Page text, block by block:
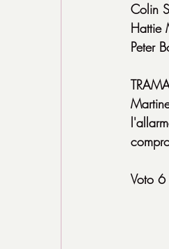
Colin
Hattie
Peter
Voto 6